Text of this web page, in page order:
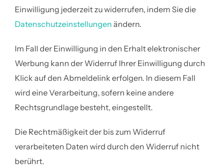
Einwilligung jederzeit zu widerrufen, indem Sie die
Datenschutzeinstellungen ändern.
Im Fall der Einwilligung in den Erhalt elektronischer
Werbung kann der Widerruf Ihrer Einwilligung durch
Klick auf den Abmeldelink erfolgen. In diesem Fall
wird eine Verarbeitung, sofern keine andere
Rechtsgrundlage besteht, eingestellt.
Die Rechtmäßigkeit der bis zum Widerruf
verarbeiteten Daten wird durch den Widerruf nicht
berührt.